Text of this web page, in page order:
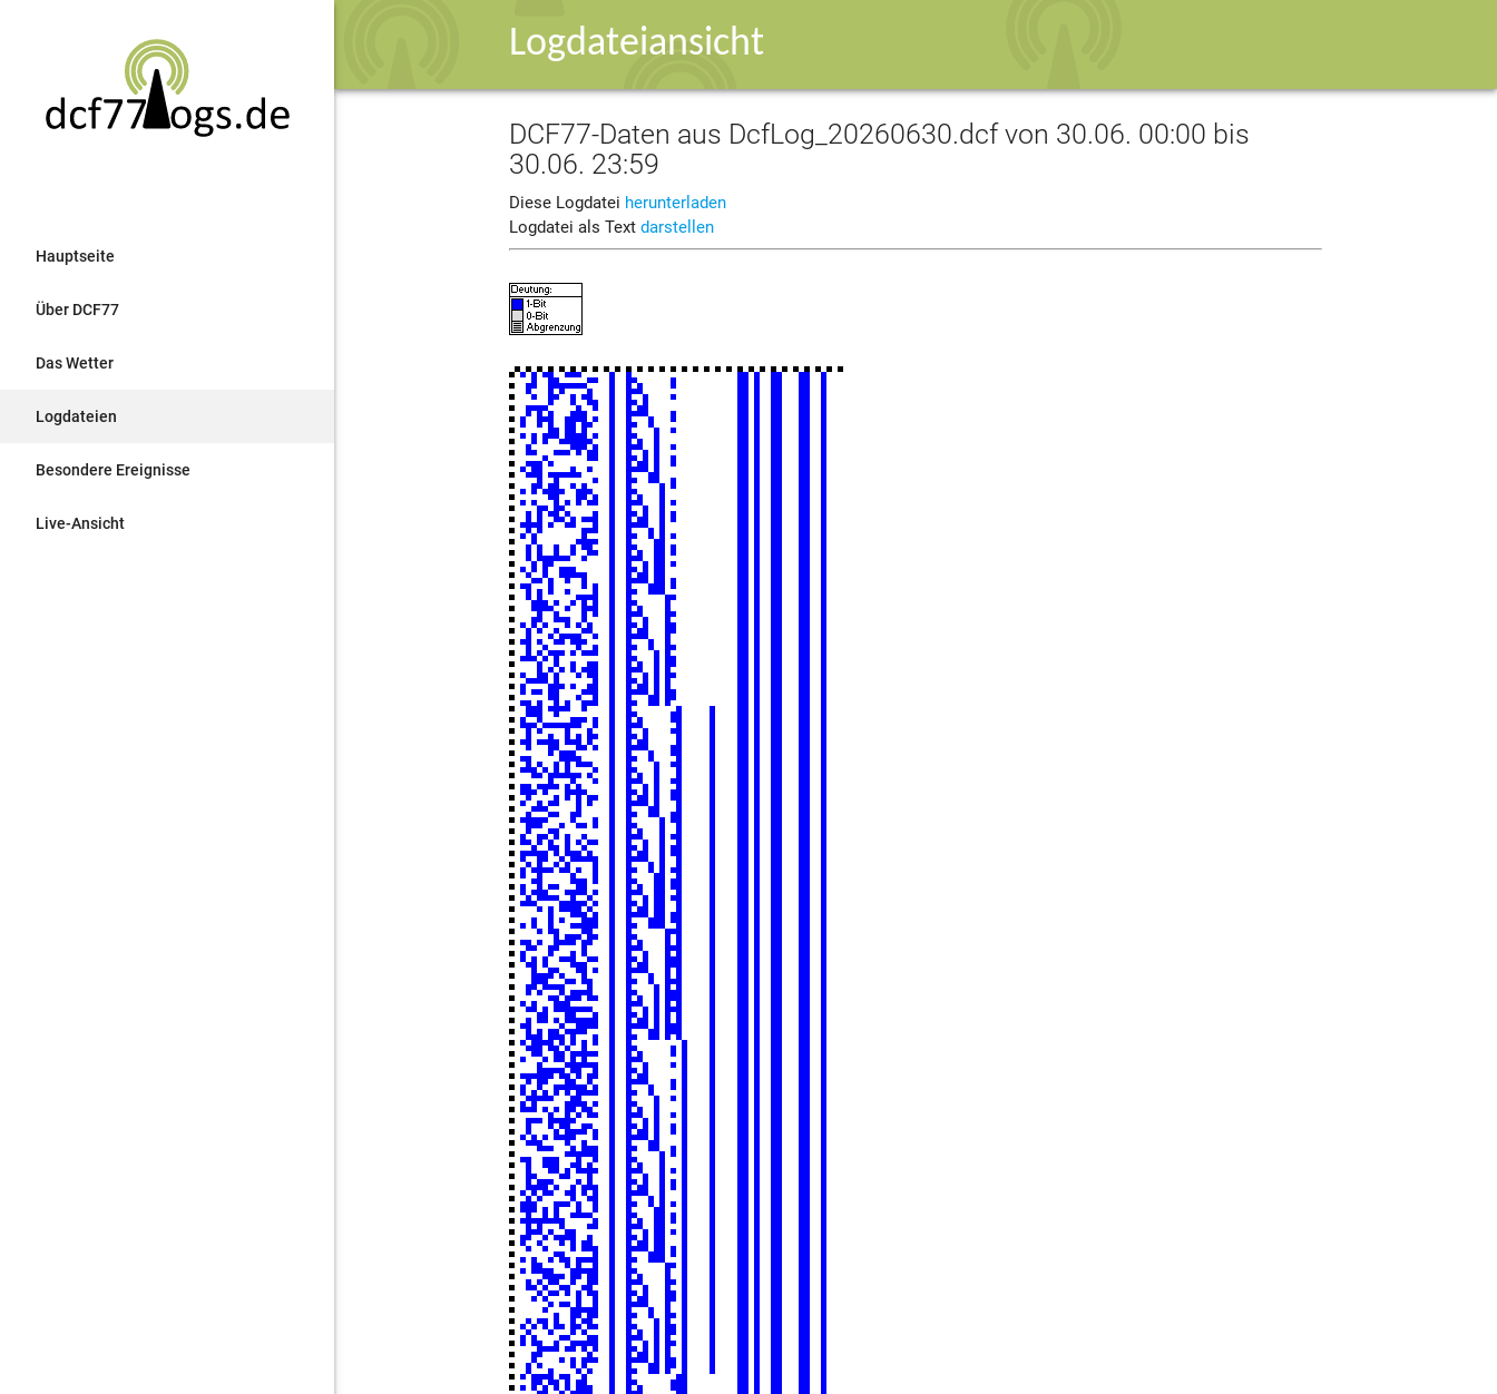
Logdateiansicht
Hauptseite
Über DCF77
Das Wetter
Logdateien
Besondere Ereignisse
Live-Ansicht
DCF77-Daten aus DcfLog_20260630.dcf von 30.06. 00:00 bis
30.06. 23:59
Diese Logdatei herunterladen
Logdatei als Text darstellen